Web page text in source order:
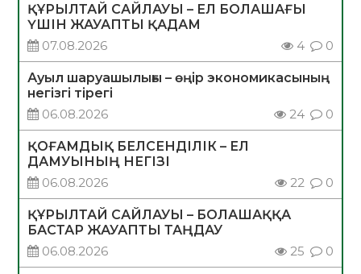
ҚҰРЫЛТАЙ САЙЛАУЫ – ЕЛ БОЛАШАҒЫ
ҮШІН ЖАУАПТЫ ҚАДАМ
07.08.2026
4 0
Ауыл шаруашылығы – өңір экономикасының
негізгі тірегі
06.08.2026
24 0
ҚОҒАМДЫҚ БЕЛСЕНДІЛІК – ЕЛ
ДАМУЫНЫҢ НЕГІЗІ
06.08.2026
22 0
ҚҰРЫЛТАЙ САЙЛАУЫ – БОЛАШАҚҚА
БАСТАР ЖАУАПТЫ ТАҢДАУ
06.08.2026
25 0